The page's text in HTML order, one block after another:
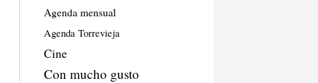
Agenda mensual
Agenda Torrevieja
Cine
Con mucho gusto